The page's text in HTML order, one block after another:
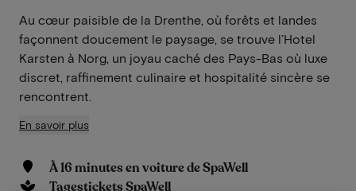
Au cœur paisible de la Drenthe, où forêts et landes
façonnent doucement le paysage, se trouve l’Hotel
Karsten à Norg, un joyau caché des Pays-Bas où luxe
discret, raffinement culinaire et hospitalité sincère se
rencontrent.
En savoir plus
À 16 minutes en voiture de SpaWell
Tagestickets SpaWell